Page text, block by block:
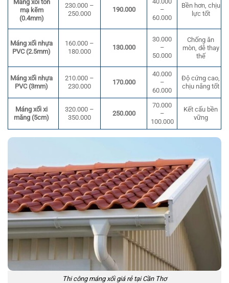
Máng xối tôn
mạ kẽm
(0.4mm)
230.000 –
250.000
190.000
–
60.000
Bền hơn, chịu
lực tốt
Máng xối nhựa
PVC (2.5mm)
160.000 –
180.000
130.000
30.000
–
50.000
Chống ăn
mòn, dễ thay
thế
Máng xối nhựa
PVC (3mm)
210.000 –
230.000
170.000
40.000
–
60.000
Độ cứng cao,
chịu nắng tốt
Máng xối xi
măng (5cm)
320.000 –
350.000
250.000
70.000
–
100.000
Kết cấu bền
vững
Thi công máng xối giá rẻ tại Cần Thơ